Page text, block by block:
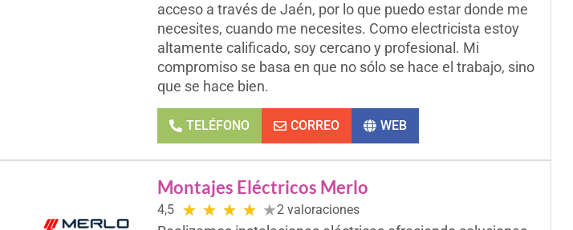
acceso a través de Jaén, por lo que puedo estar donde me
necesites, cuando me necesites. Como electricista estoy
altamente calificado, soy cercano y profesional. Mi
compromiso se basa en que no sólo se hace el trabajo, sino
que se hace bien.
TELÉFONO CORREO WEB
Montajes Eléctricos Merlo
4,5 ★ ★ ★ ★ ★2 valoraciones